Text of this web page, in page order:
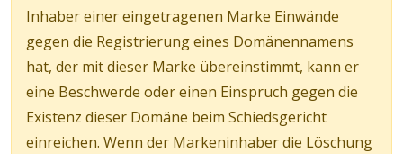
Inhaber einer eingetragenen Marke Einwände
gegen die Registrierung eines Domänennamens
hat, der mit dieser Marke übereinstimmt, kann er
eine Beschwerde oder einen Einspruch gegen die
Existenz dieser Domäne beim Schiedsgericht
einreichen. Wenn der Markeninhaber die Löschung